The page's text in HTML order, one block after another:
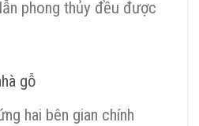
phong thủy đều được
gỗ
hai bên gian chính